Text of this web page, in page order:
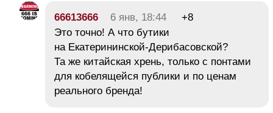
66613666 6 янв, 18:44
+8
Это точно! А что бутики
на Екатерининской-Дерибасовской?
Та же китайская хрень, только с понтами
для кобелящейся публики и по ценам
реального бренда!